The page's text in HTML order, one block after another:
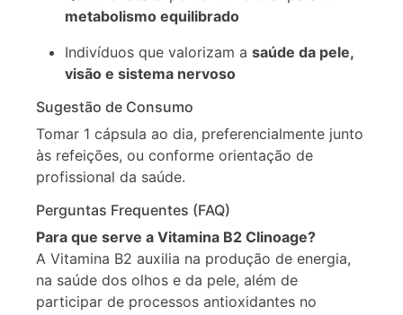
metabolismo equilibrado
Indivíduos que valorizam a saúde da pele,
visão e sistema nervoso
Sugestão de Consumo
Tomar 1 cápsula ao dia, preferencialmente junto
às refeições, ou conforme orientação de
profissional da saúde.
Perguntas Frequentes (FAQ)
Para que serve a Vitamina B2 Clinoage?
A Vitamina B2 auxilia na produção de energia,
na saúde dos olhos e da pele, além de
participar de processos antioxidantes no